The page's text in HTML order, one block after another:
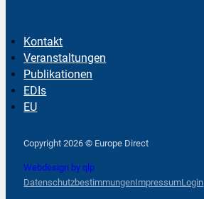
Kontakt
Veranstaltungen
Publikationen
EDIs
EU
Copyright 2026 © Europe Direct
Webdesign by qlp
DatenschutzbestimmungenImpressumLogin